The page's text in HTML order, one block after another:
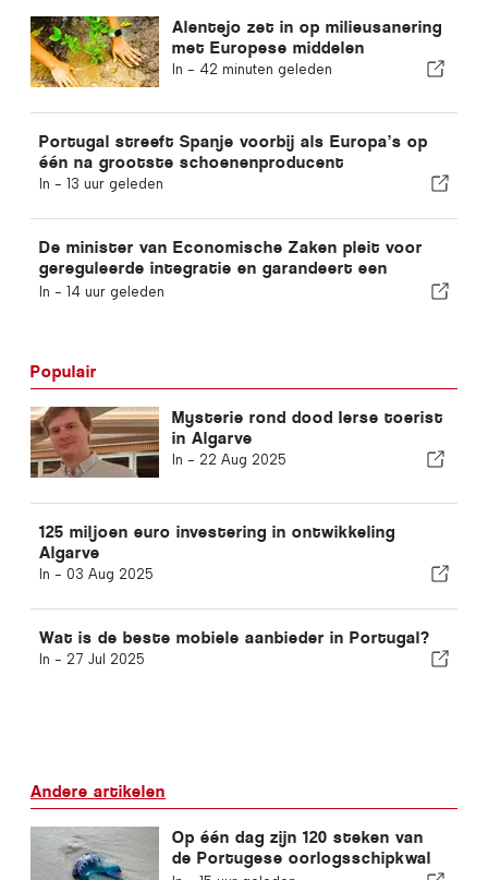
Alentejo zet in op milieusanering
met Europese middelen
In - 42 minuten geleden
Portugal streeft Spanje voorbij als Europa’s op
één na grootste schoenenproducent
In - 13 uur geleden
De minister van Economische Zaken pleit voor
gereguleerde integratie en garandeert een
versneld traject voor immigranten
In - 14 uur geleden
Populair
Mysterie rond dood Ierse toerist
in Algarve
In - 22 Aug 2025
125 miljoen euro investering in ontwikkeling
Algarve
In - 03 Aug 2025
Wat is de beste mobiele aanbieder in Portugal?
In - 27 Jul 2025
Andere artikelen
Op één dag zijn 120 steken van
de Portugese oorlogsschipkwal